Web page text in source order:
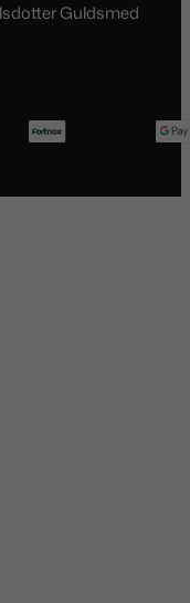
Guldsmed